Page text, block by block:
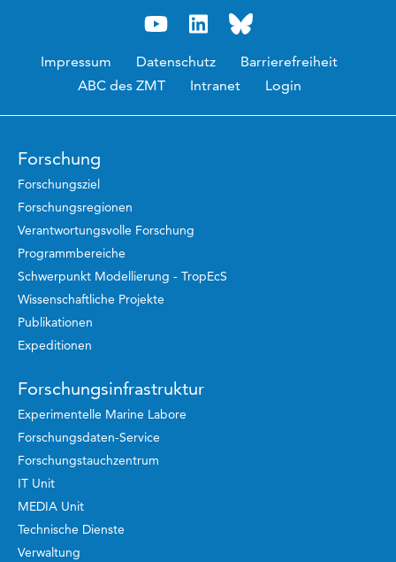
Impressum Datenschutz
Barrierefreiheit
ABC des ZMT
Intranet Login
Forschung
Forschungsziel
Forschungsregionen
Verantwortungsvolle Forschung
Programmbereiche
Schwerpunkt Modellierung - TropEcS
Wissenschaftliche Projekte
Publikationen
Expeditionen
Forschungsinfrastruktur
Experimentelle Marine Labore
Forschungsdaten-Service
Forschungstauchzentrum
IT Unit
MEDIA Unit
Technische Dienste
Verwaltung